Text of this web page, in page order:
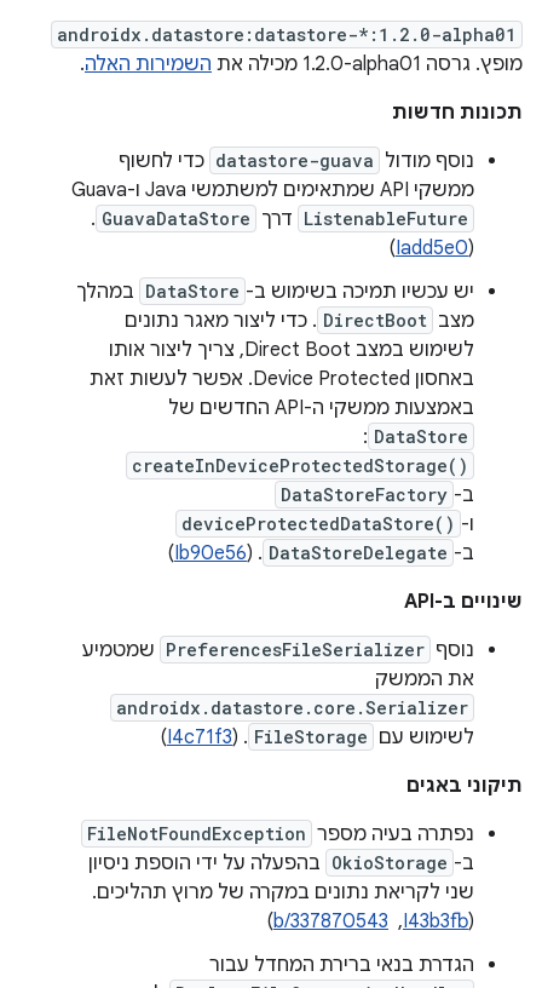
androidx.datastore:datastore-*:1.2.0-alpha01
מופץ. גרסה ‎1.2.0-alpha01 מכילה את השמירות האלה.
תכונות חדשות
נוסף מודול datastore-guava כדי לחשוף
ממשקי API שמתאימים למשתמשי Java ו-Guava
ListenableFuture דרך GuavaDataStore
.
(
Iadd5e0
)
יש עכשיו תמיכה בשימוש ב- DataStore במהלך
מצב DirectBoot . כדי ליצור מאגר נתונים
לשימוש במצב Direct Boot, צריך ליצור אותו
באחסון Device Protected. אפשר לעשות זאת
באמצעות ממשקי ה-API החדשים של
DataStore
: ‏
createInDeviceProtectedStorage()
ב- DataStoreFactory
ו- deviceProtectedDataStore()
ב- DataStoreDelegate
. (
Ib90e56
)
שינויים ב-API
נוסף PreferencesFileSerializer שמטמיע
את הממשק
androidx.datastore.core.Serializer
לשימוש עם FileStorage
. (
I4c71f3
)
תיקוני באגים
נפתרה בעיה מספר FileNotFoundException
ב- OkioStorage בהפעלה על ידי הוספת ניסיון
שני לקריאת נתונים במקרה של מרוץ תהליכים.
‫(
I43b3fb
, ‏
b/337870543
)
הגדרת בנאי ברירת המחדל עבור